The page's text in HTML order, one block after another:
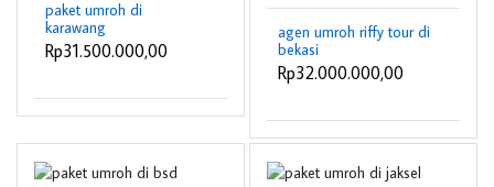
paket umroh di
karawang
Rp31.500.000,00
agen umroh riffy tour di
bekasi
Rp32.000.000,00